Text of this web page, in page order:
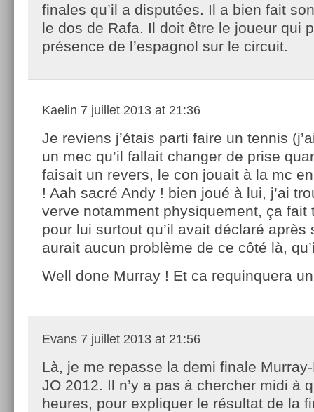
finales qu’il a disputées. Il a bien fait
le dos de Rafa. Il doit être le joueur qui
présence de l’espagnol sur le circuit.
Kaelin 7 juillet 2013 at 21:36
Je reviens j’étais parti faire un tennis
un mec qu’il fallait changer de prise
faisait un revers, le con jouait à la mc
! Aah sacré Andy ! bien joué à lui, j’ai
verve notamment physiquement, ça fait
pour lui surtout qu’il avait déclaré après
aurait aucun problème de ce côté là,
Well done Murray ! Et ca requinquera
Evans 7 juillet 2013 at 21:56
Là, je me repasse la demi finale
JO 2012. Il n’y a pas à chercher midi à
heures, pour expliquer le résultat de la